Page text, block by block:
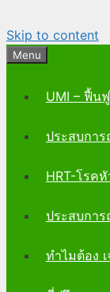
Skip to content
Menu
UMI – ฟื้น
ประสบกา
HRT-โรคหั
ประสบการ
ทำไมต้อง เ